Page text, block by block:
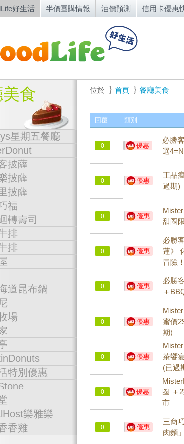
好生活 半價團購情報 油價預測 信用卡優惠
食
星期五餐廳
披薩
披薩
披薩
福
轉壽司
排
排
道昆布鍋
場
特別優惠
樂雅樂
香雞
位於 首頁 餐廳美食
回覆
類別
0 優惠
必勝
選
0 優惠
王品
過期)
0 優惠
甜圈
0 優惠
必勝
蓮》
冒險
0 優惠
必勝
＋
0 優惠
蜜價
期)
0 優惠
茶饗
(已過
0 優惠
圈 ＋
市
0 優惠
三商
肉麵